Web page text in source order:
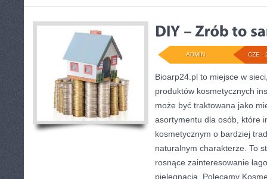
CZE -
ADMIN
Bioarp24.pl to miejsce w
produktów kosmetycznych
może być traktowana jako
asortymentu dla osób, które
kosmetycznym o bardziej
naturalnym charakterze. To
rosnące zainteresowanie
pielęgnacją. Polecamy